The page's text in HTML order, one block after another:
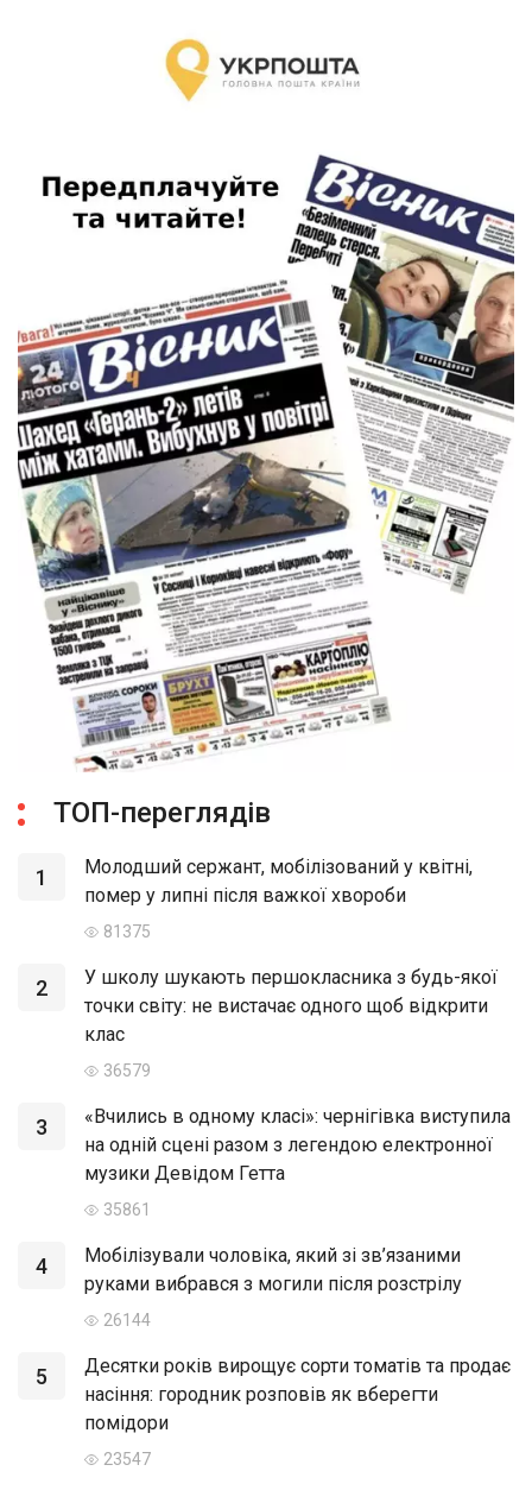
ТОП-переглядів
1
Молодший сержант, мобілізований у квітні,
помер у липні після важкої хвороби
81375
2
У школу шукають першокласника з будь-якої
точки світу: не вистачає одного щоб відкрити
клас
36579
3
«Вчились в одному класі»: чернігівка виступила
на одній сцені разом з легендою електронної
музики Девідом Гетта
35861
4
Мобілізували чоловіка, який зі зв’язаними
руками вибрався з могили після розстрілу
26144
5
Десятки років вирощує сорти томатів та продає
насіння: городник розповів як вберегти
помідори
23547